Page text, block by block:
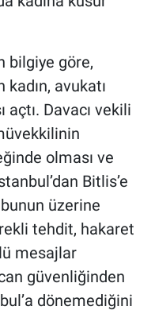
bilgiye göre,
avukatı
açtı. Davacı vekili
olması ve
Bitlis’e
üzerine
tehdit, hakaret
mesajlar
güvenliğinden
dönemediğini